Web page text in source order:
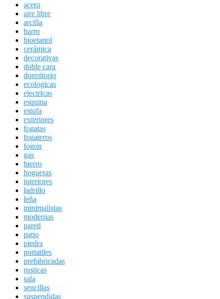
acero
aire libre
arcilla
barro
bioetanol
cerámica
decorativas
doble cara
dormitorio
ecologicas
electricas
esquina
estufa
exteriores
fogatas
fogateros
fogon
gas
hierro
hogueras
interiores
ladrillo
leña
minimalistas
modernas
pared
patio
piedra
portatiles
prefabricadas
rusticas
sala
sencillas
suspendidas